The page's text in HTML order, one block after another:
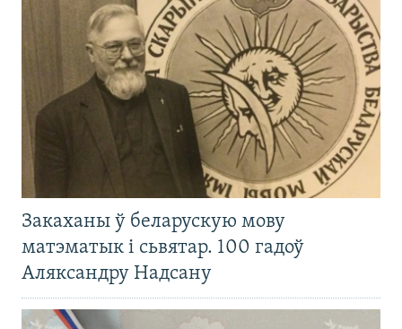
Закаханы ў беларускую мову
матэматык і сьвятар. 100 гадоў
Аляксандру Надсану